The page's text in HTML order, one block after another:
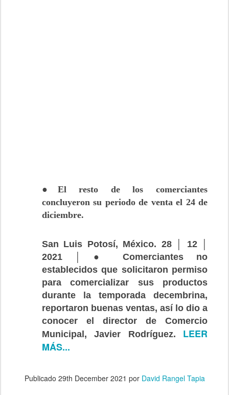
●El resto de los comerciantes
concluyeron su periodo de venta el 24 de
diciembre.
San Luis Potosí, México. 28 │ 12 │
2021 │ ● Comerciantes no
establecidos que solicitaron permiso
para comercializar sus productos
durante la temporada decembrina,
reportaron buenas ventas, así lo dio a
conocer el director de Comercio
Municipal, Javier Rodríguez. LEER
MÁS...
Publicado 29th December 2021 por David Rangel Tapia